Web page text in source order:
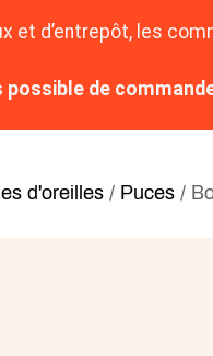
et d’entrepôt, les
possible de
d'oreilles / Puces /